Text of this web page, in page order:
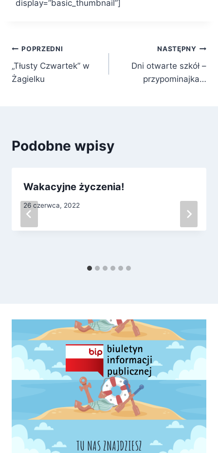
display=”basic_thumbnail”]
Nawigacja
wpisu
POPRZEDNI
„Tłusty Czwartek” w
Żagielku
NASTĘPNY
Dni otwarte szkół –
przypominajka…
Podobne wpisy
Wakacyjne życzenia!
26 czerwca, 2022
TU NAS ZNAJDZIESZ